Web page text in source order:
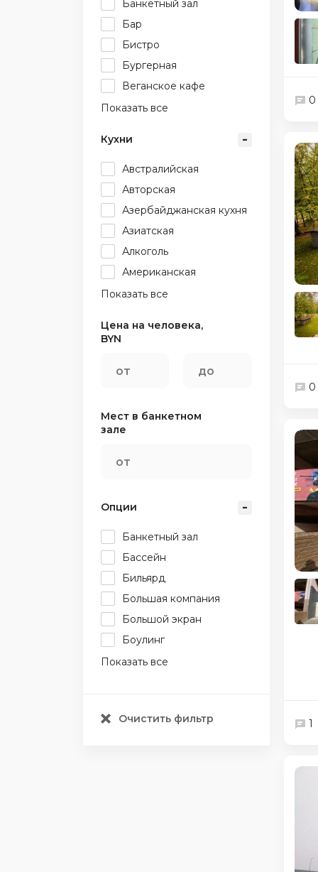
Банкетный зал
Бар
Бистро
Бургерная
Веганское кафе
Показать все
Кухни
Австралийская
Авторская
Азербайджанская кухня
Азиатская
Алкоголь
Американская
Показать все
Цена на человека,
BYN
Мест в банкетном
зале
Опции
Банкетный зал
Бассейн
Бильярд
Большая компания
Большой экран
Боулинг
Показать все
Очистить фильтр
0
0
1